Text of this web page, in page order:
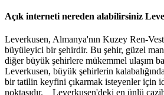
Açık interneti nereden alabilirsiniz
Leverkusen, Almanya'nın Kuzey Ren-
büyüleyici bir şehirdir. Bu şehir, güzel
diğer büyük şehirlere mükemmel ulaşım
Leverkusen, büyük şehirlerin
bir tatilin keyfini çıkarmak isteyenler için
noktasıdır. Leverkusen'deki en ünlü